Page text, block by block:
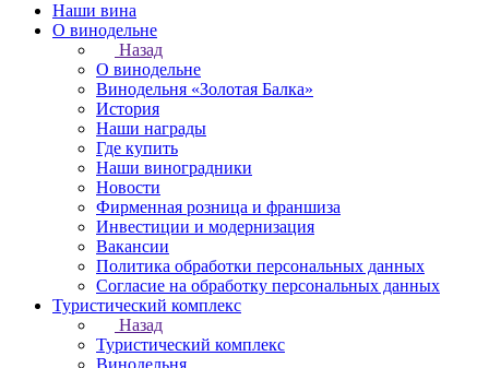
Наши вина
О винодельне
Назад
О винодельне
Винодельня «Золотая Балка»
История
Наши награды
Где купить
Наши виноградники
Новости
Фирменная розница и франшиза
Инвестиции и модернизация
Вакансии
Политика обработки персональных данных
Согласие на обработку персональных данных
Туристический комплекс
Назад
Туристический комплекс
Винодельня